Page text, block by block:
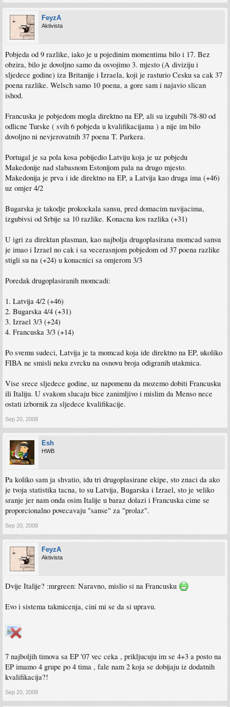
FeyzA
Aktivista
Pobjeda od 9 razlike, iako je u pojedinim momentima bilo i 17. Bez
obzira, bilo je dovoljno samo da osvojimo 3. mjesto (A diviziju i
sljedece godine) iza Britanije i Izraela, koji je rasturio Cesku sa cak 37
poena razlike. Welsch samo 10 poena, a gore sam i najavio slican
ishod.
Francuska je pobjedom mogla direktno na EP, ali su izgubili 78-80 od
odlicne Turske ( svih 6 pobjeda u kvalifikacijama ) a nije im bilo
dovoljno ni nevjerovatnih 37 poena T. Parkera.
Portugal je sa pola kosa pobijedio Latviju koja je uz pobjedu
Makedonije nad slabasnom Estonijom pala na drugo mjesto.
Makedonija je prva i ide direktno na EP, a Latvija kao druga ima (+46)
uz omjer 4/2
Bugarska je takodje prokockala sansu, pred domacim navijacima,
izgubivsi od Srbije sa 10 razlike. Konacna kos razlika (+31)
U igri za direktan plasman, kao najbolja drugoplasirana momcad sansu
je imao i Izrael no cak i sa vecerasnjom pobjedom od 37 poena razlike
stigli su na (+24) u konacnici sa omjerom 3/3
Poredak drugoplasiranih momcadi:
1. Latvija 4/2 (+46)
2. Bugarska 4/4 (+31)
3. Izrael 3/3 (+24)
4. Francuska 3/3 (+14)
Po svemu sudeci, Latvija je ta momcad koja ide direktno na EP, ukoliko
FIBA ne smisli neku zvrcku na osnovu broja odigranih utakmica.
Vise srece sljedece godine, uz napomenu da mozemo dobiti Francusku
ili Italiju. U svakom slucaju bice zanimljivo i mislim da Menso nece
ostati izbornik za sljedece kvalifikacije.
Sep 20, 2008
Esh
HWB
Pa koliko sam ja shvatio, idu tri drugoplasirane ekipe, sto znaci da ako
je tvoja statistika tacna, to su Latvija, Bugarska i Izrael, sto je veliko
sranje jer nam onda osim Italije u baraz dolazi i Francuska cime se
proporcionalno povecavaju "sanse" za "prolaz".
Sep 20, 2008
FeyzA
Aktivista
Dvije Italije? :mrgreen: Naravno, mislio si na Francusku
Evo i sistema takmicenja, cini mi se da si upravu.
7 najboljih timova sa EP '07 vec ceka , prikljucuju im se 4+3 a posto na
EP imamo 4 grupe po 4 tima , fale nam 2 koja se dobijaju iz dodatnih
kvalifikacija?!
Sep 20, 2008